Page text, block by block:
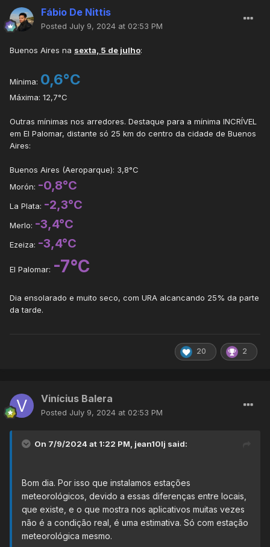
Fábio De Nittis
Posted July 9, 2024 at 02:53 PM
Buenos Aires na sexta, 5 de julho:
Mínima: 0,6°C
Máxima: 12,7°C
Outras mínimas nos arredores. Destaque para a mínima INCRÍVEL
em El Palomar, distante só 25 km do centro da cidade de Buenos
Aires:
Buenos Aires (Aeroparque): 3,8°C
Morón: -0,8°C
La Plata: -2,3°C
Merlo: -3,4°C
Ezeiza: -3,4°C
El Palomar: -7°C
Dia ensolarado e muito seco, com URA alcancando 25% da parte
da tarde.
20 2
Vinícius Balera
Posted July 9, 2024 at 02:53 PM
On 7/9/2024 at 1:22 PM, jean10lj said:
Bom dia. Por isso que instalamos estações
meteorológicos, devido a essas diferenças entre locais,
que existe, e o que mostra nos aplicativos muitas vezes
não é a condição real, é uma estimativa. Só com estação
meteorológica mesmo.